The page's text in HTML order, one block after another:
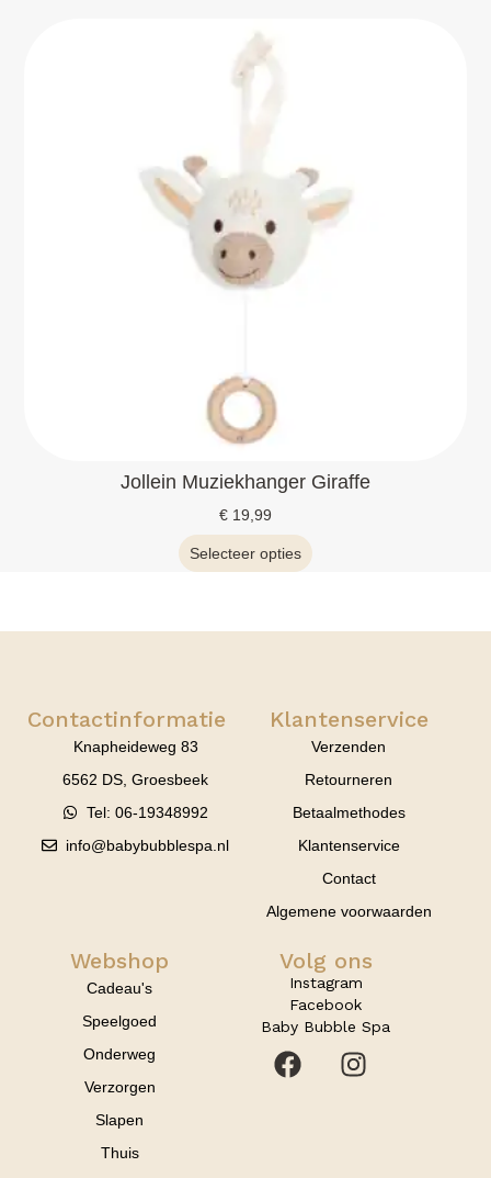
Jollein Muziekhanger Giraffe
€ 19,99
Selecteer opties
Contactinformatie
Knapheideweg 83
6562 DS, Groesbeek
Tel: 06-19348992
info@babybubblespa.nl
Klantenservice
Verzenden
Retourneren
Betaalmethodes
Klantenservice
Contact
Algemene voorwaarden
Webshop
Cadeau's
Speelgoed
Onderweg
Verzorgen
Slapen
Thuis
Volg ons
Instagram
Facebook
Baby Bubble Spa